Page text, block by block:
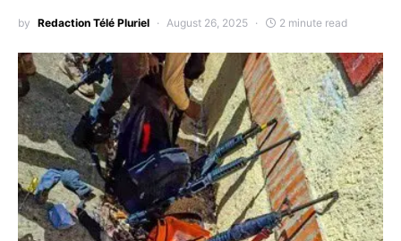
by Redaction Télé Pluriel August 26, 2025 2 minute read